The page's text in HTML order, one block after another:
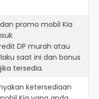
promo mobil Kia
DP murah atau
saat ini dan bonus
tersedia.
ketersediaan